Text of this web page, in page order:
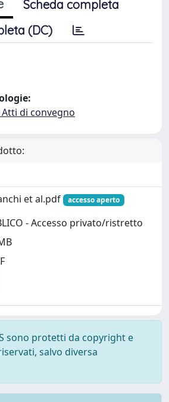
Scheda completa
(DC)
di convegno
et al.pdf
accesso aperto
- Accesso privato/ristretto
sono protetti da copyright e
salvo diversa